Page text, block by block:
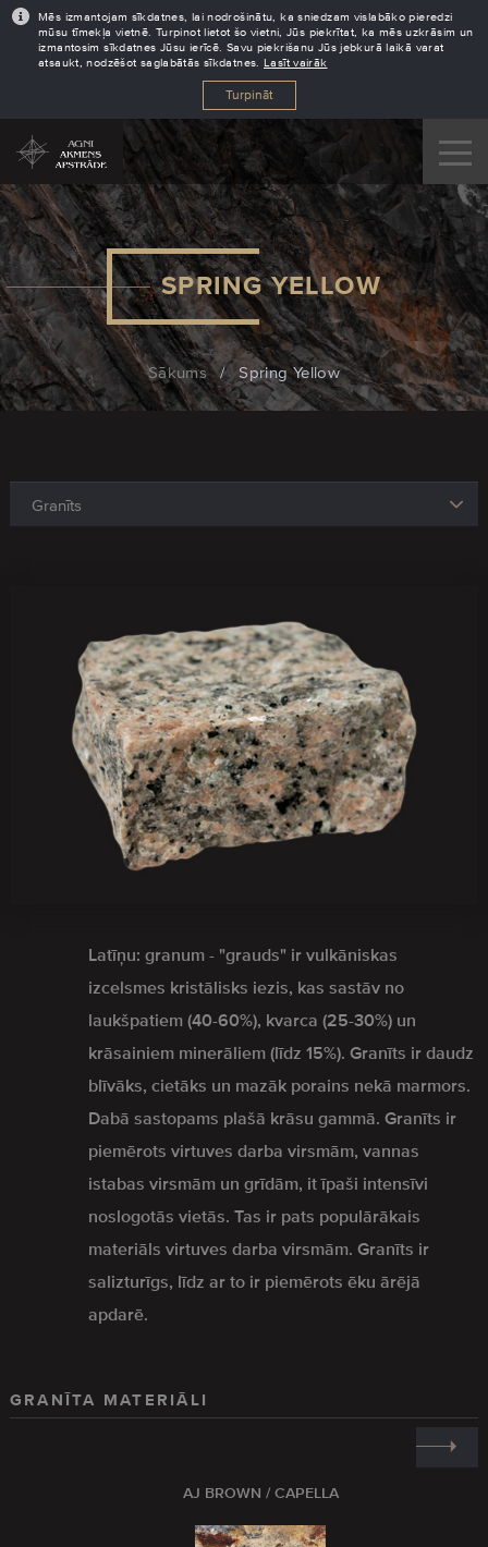
Mēs izmantojam sīkdatnes, lai nodrošinātu, ka sniedzam vislabāko pieredzi
mūsu tīmekļa vietnē. Turpinot lietot šo vietni, Jūs piekrītat, ka mēs uzkrāsim un
izmantosim sīkdatnes Jūsu ierīcē. Savu piekrišanu Jūs jebkurā laikā varat
atsaukt, nodzēšot saglabātās sīkdatnes. Lasīt vairāk
Turpināt
SPRING YELLOW
Sākums / Spring Yellow
Latīņu: granum - "grauds" ir vulkāniskas
izcelsmes kristālisks iezis, kas sastāv no
laukšpatiem (40-60%), kvarca (25-30%) un
krāsainiem minerāliem (līdz 15%). Granīts ir daudz
blīvāks, cietāks un mazāk porains nekā marmors.
Dabā sastopams plašā krāsu gammā. Granīts ir
piemērots virtuves darba virsmām, vannas
istabas virsmām un grīdām, it īpaši intensīvi
noslogotās vietās. Tas ir pats populārākais
materiāls virtuves darba virsmām. Granīts ir
salizturīgs, līdz ar to ir piemērots ēku ārējā
apdarē.
GRANĪTA MATERIĀLI
AJ BROWN / CAPELLA